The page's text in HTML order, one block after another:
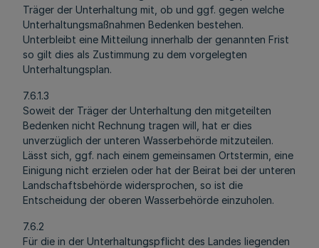
Träger der Unterhaltung mit, ob und ggf. gegen welche
Unterhaltungsmaßnahmen Bedenken bestehen.
Unterbleibt eine Mitteilung innerhalb der genannten Frist
so gilt dies als Zustimmung zu dem vorgelegten
Unterhaltungsplan.
7.6.1.3
Soweit der Träger der Unterhaltung den mitgeteilten
Bedenken nicht Rechnung tragen will, hat er dies
unverzüglich der unteren Wasserbehörde mitzuteilen.
Lässt sich, ggf. nach einem gemeinsamen Ortstermin, eine
Einigung nicht erzielen oder hat der Beirat bei der unteren
Landschaftsbehörde widersprochen, so ist die
Entscheidung der oberen Wasserbehörde einzuholen.
7.6.2
Für die in der Unterhaltungspflicht des Landes liegenden